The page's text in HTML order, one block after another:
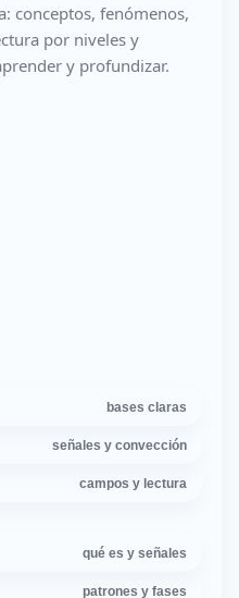
conceptos, fenómenos,
por niveles y
y profundizar.
bases claras
señales y convección
campos y lectura
qué es y señales
patrones y fases